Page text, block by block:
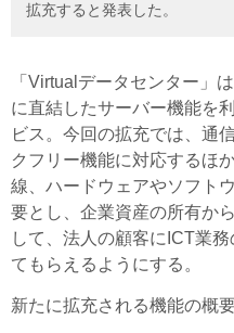
拡充すると発表した。
「Virtualデータセンター」
に直結したサーバー機能を
ビス。今回の拡充では、通
クフリー機能に対応するほ
線、ハードウェアやソフト
要とし、企業資産の所有か
して、法人の顧客にICT業
てもらえるようにする。
新たに拡充される機能の概